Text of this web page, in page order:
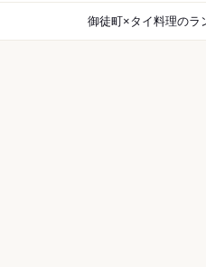
御徒町×タイ料理のラ